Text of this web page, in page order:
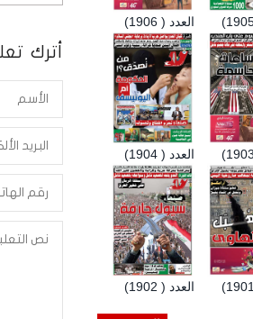
أترك
العدد ( 1906)
العدد ( 1904)
العدد ( 1902)